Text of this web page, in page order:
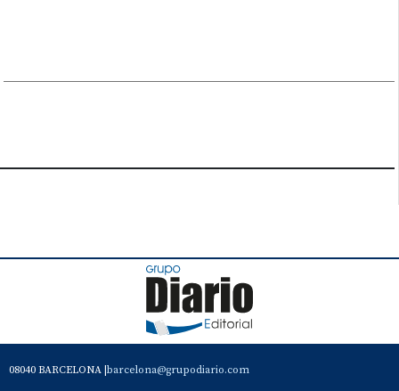
08040 BARCELONA | barcelona@grupodiario.com